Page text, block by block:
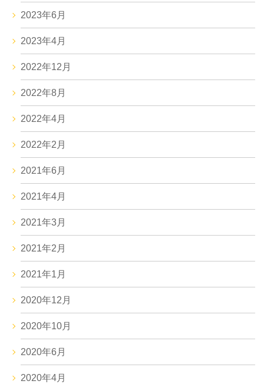
2023年6月
2023年4月
2022年12月
2022年8月
2022年4月
2022年2月
2021年6月
2021年4月
2021年3月
2021年2月
2021年1月
2020年12月
2020年10月
2020年6月
2020年4月